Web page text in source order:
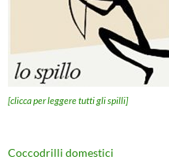
[clicca per leggere tutti gli spilli]
Coccodrilli domestici